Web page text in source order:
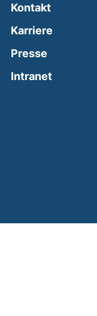
Kontakt
Karriere
Presse
Intranet